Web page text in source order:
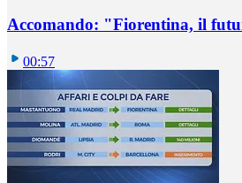
Accomando: "Fiorentina, il
00:57